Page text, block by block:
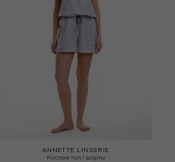
ANNETTE LINGERIE
Костюм топ / шорты